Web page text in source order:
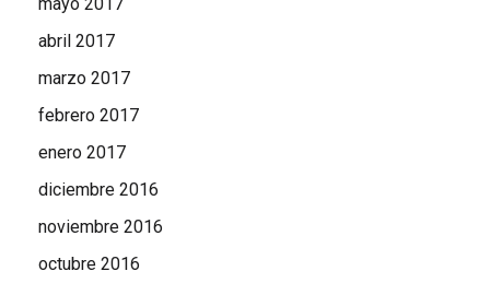
abril 2017
marzo 2017
febrero 2017
enero 2017
diciembre 2016
noviembre 2016
octubre 2016